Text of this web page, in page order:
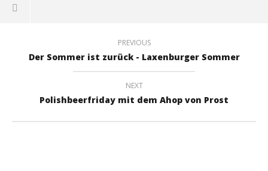
PREVIOUS
Der Sommer ist zurück - Laxenburger Sommer
NEXT
Polishbeerfriday mit dem Ahop von Prost